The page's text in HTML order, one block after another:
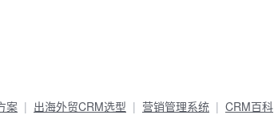
案 出海外贸CRM选型 营销管理系统
CRM百科